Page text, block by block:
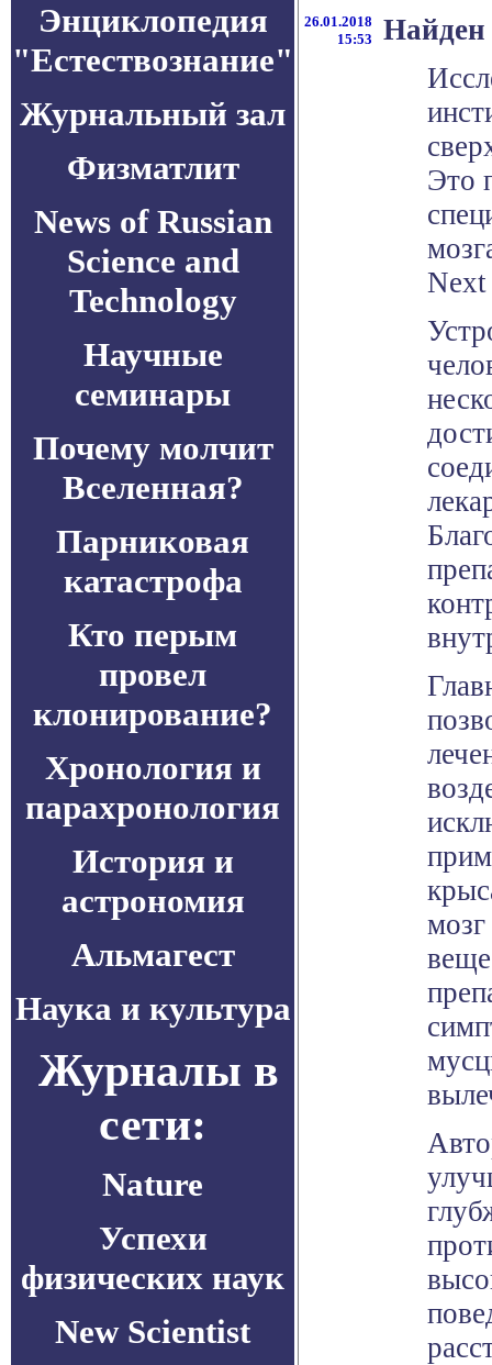
Энциклопедия
"Естествознание"
Журнальный зал
Физматлит
News of Russian
Science and
Technology
Научные
семинары
Почему молчит
Вселенная?
Парниковая
катастрофа
Кто перым
провел
клонирование?
Хронология и
парахронология
История и
астрономия
Альмагест
Наука и культура
Журналы в
сети:
Nature
Успехи
физических наук
New Scientist
26.01.2018
15:53
Найден
Это
Next